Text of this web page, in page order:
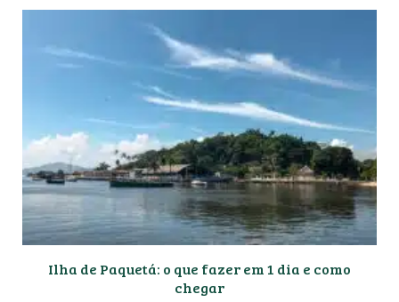
Ilha de Paquetá: o que fazer em 1 dia e como
chegar